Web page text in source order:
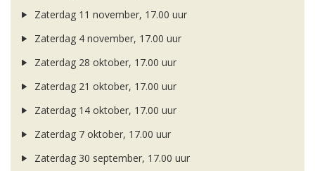
Zaterdag 11 november, 17.00 uur
Zaterdag 4 november, 17.00 uur
Zaterdag 28 oktober, 17.00 uur
Zaterdag 21 oktober, 17.00 uur
Zaterdag 14 oktober, 17.00 uur
Zaterdag 7 oktober, 17.00 uur
Zaterdag 30 september, 17.00 uur